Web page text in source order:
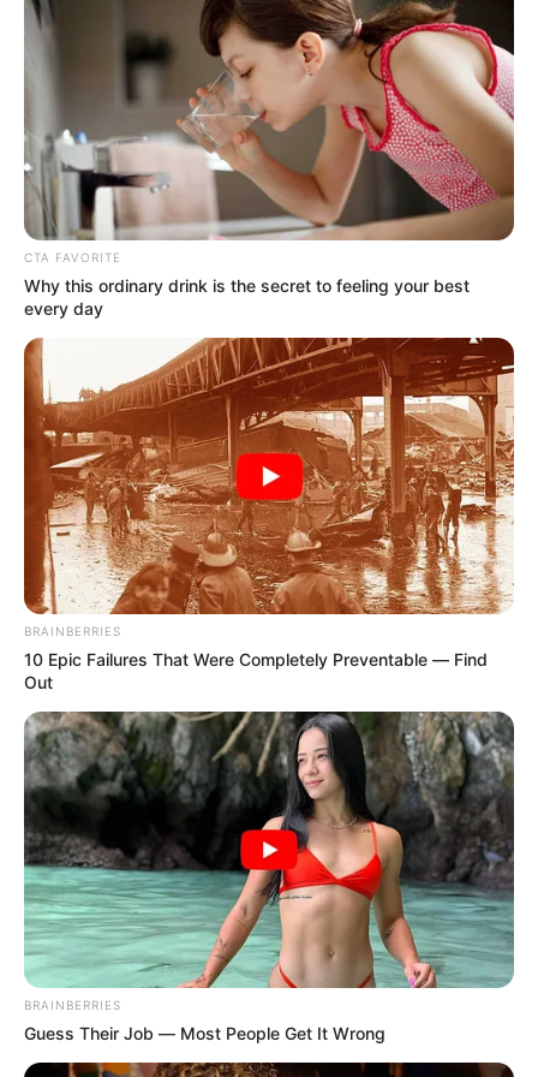
municipio de Àbrego.
COMPARTIR
ALERTA BOGOTÁ EN GOOGLE NEWS
MANTÉNGASE EN ALERTA
Tenemos todas las noticias que le
favor, active las notificaciones de Alerta.
ACTIVAR AHORA
TEMAS DESTACADOS
CATATUMBO
PUENTE INTERNACIONAL SIMÓN BOLÍVAR
NOTICIAS NORTE DE SANTANDER
CTA FAVORITE
Why this ordinary drink is the secret to feeling your best
every day
BRAINBERRIES
10 Epic Failures That Were Completely Preventable — Find
Out
BRAINBERRIES
Guess Their Job — Most People Get It Wrong